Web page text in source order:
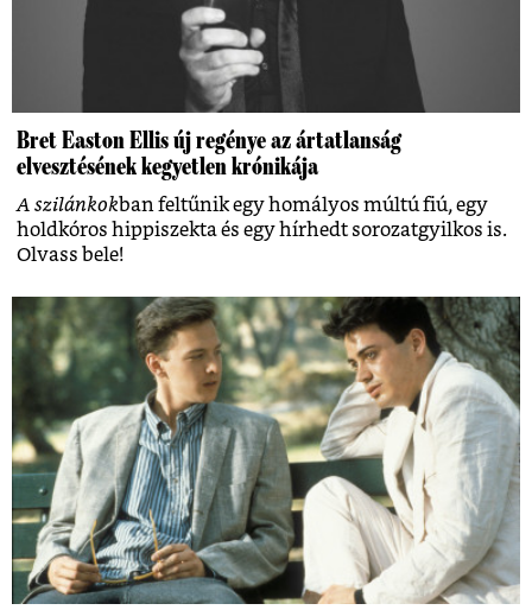
Bret Easton Ellis új regénye az ártatlanság
elvesztésének kegyetlen krónikája
A szilánkokban feltűnik egy homályos múltú fiú, egy
holdkóros hippiszekta és egy hírhedt sorozatgyilkos is.
Olvass bele!